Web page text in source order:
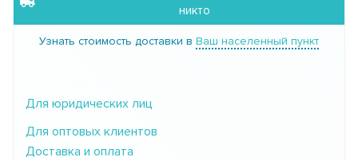
никто
Узнать стоимость доставки в Ваш населенный пункт
Для юридических лиц
Для оптовых клиентов
Доставка и оплата